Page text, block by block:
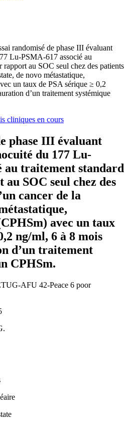
randomisé de phase III évaluant
Lu-PSMA-617 associé au
au SOC seul chez des patients
de novo métastatique,
un taux de PSA sérique ≥ 0,2
d’un traitement systémique
cliniques en cours
phase III évaluant
du 177 Lu-
au traitement standard
SOC seul chez des
cancer de la
avec un taux
ng/ml, 6 à 8 mois
d’un traitement
CPHSm.
AFU 42-Peace 6 poor